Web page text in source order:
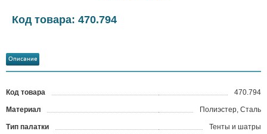
Код товара: 470.794
Описание
Код товара 470.794
Материал Полиэстер, Сталь
Тип палатки Тенты и шатры